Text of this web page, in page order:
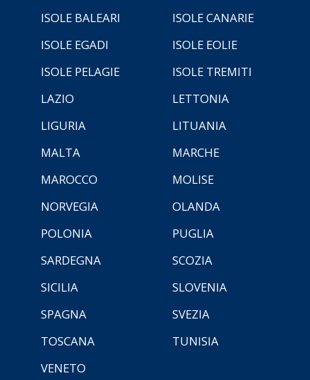
ISOLE BALEARI
ISOLE CANARIE
ISOLE EGADI
ISOLE EOLIE
ISOLE PELAGIE
ISOLE TREMITI
LAZIO
LETTONIA
LIGURIA
LITUANIA
MALTA
MARCHE
MAROCCO
MOLISE
NORVEGIA
OLANDA
POLONIA
PUGLIA
SARDEGNA
SCOZIA
SICILIA
SLOVENIA
SPAGNA
SVEZIA
TOSCANA
TUNISIA
VENETO